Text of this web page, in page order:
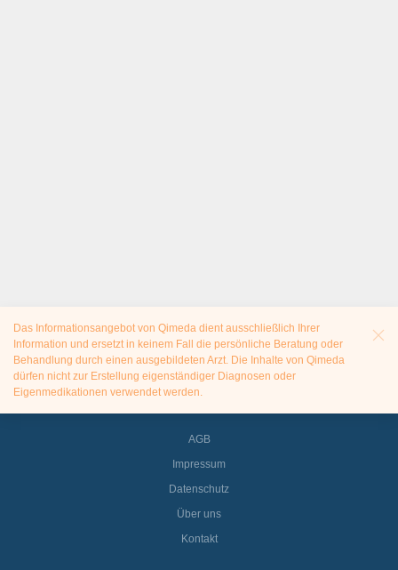
Das Informationsangebot von Qimeda dient ausschließlich Ihrer
Information und ersetzt in keinem Fall die persönliche Beratung oder
Behandlung durch einen ausgebildeten Arzt. Die Inhalte von Qimeda
dürfen nicht zur Erstellung eigenständiger Diagnosen oder
Eigenmedikationen verwendet werden.
AGB
Impressum
Datenschutz
Über uns
Kontakt